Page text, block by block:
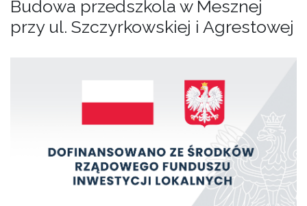
Budowa przedszkola w Mesznej
przy ul. Szczyrkowskiej i Agrestowej